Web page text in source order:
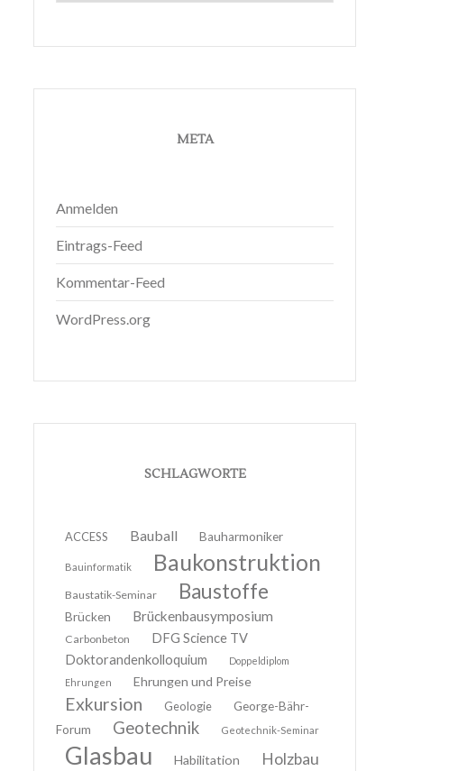
META
Anmelden
Eintrags-Feed
Kommentar-Feed
WordPress.org
SCHLAGWORTE
ACCESS Bauball Bauharmoniker
Bauinformatik Baukonstruktion
Baustatik-Seminar Baustoffe
Brücken Brückenbausymposium
Carbonbeton
DFG Science TV
Doktorandenkolloquium
Doppeldiplom
Ehrungen
Ehrungen und Preise
Exkursion Geologie
George-Bähr-
Forum
Geotechnik Geotechnik-Seminar
Glasbau Habilitation Holzbau